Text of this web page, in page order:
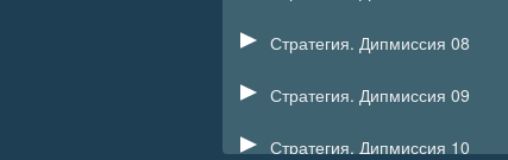
Стратегия. Дипмиссия 08
Стратегия. Дипмиссия 09
Стратегия. Дипмиссия 10